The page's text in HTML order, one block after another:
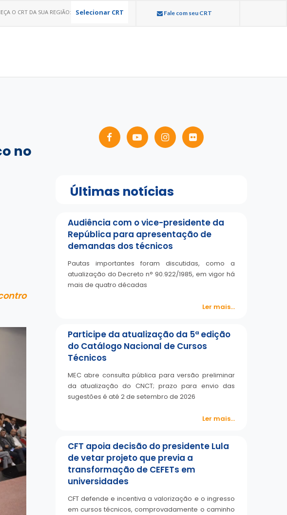
O CRT DA SUA REGIÃO: Selecionar CRT Fale com seu CRT
no
Últimas notícias
Audiência com o vice-presidente da
República para apresentação de
demandas dos técnicos
Pautas importantes foram discutidas, como a
atualização do Decreto n° 90.922/1985, em vigor há
mais de quatro décadas
Ler mais...
Participe da atualização da 5ª edição
do Catálogo Nacional de Cursos
Técnicos
MEC abre consulta pública para versão preliminar
da atualização do CNCT; prazo para envio das
sugestões é até 2 de setembro de 2026
Ler mais...
CFT apoia decisão do presidente Lula
de vetar projeto que previa a
transformação de CEFETs em
universidades
CFT defende e incentiva a valorização e o ingresso
em cursos técnicos, comprovadamente o caminho